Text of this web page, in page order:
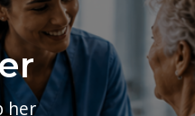
her